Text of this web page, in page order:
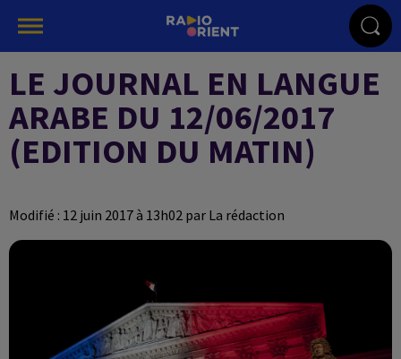
LE JOURNAL EN LANGUE
ARABE DU 12/06/2017
(EDITION DU MATIN)
Modifié : 12 juin 2017 à 13h02 par La rédaction